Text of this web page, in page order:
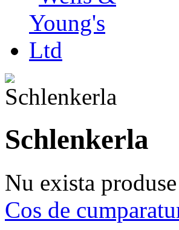
Schlenkerla
Nu exista
Cos de